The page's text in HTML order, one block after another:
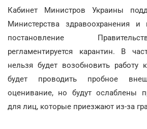
Кабинет Министров Украины
Министерства здравоохранения
постановление
регламентируется карантин. В
нельзя будет возобновить работу
будет проводить пробное
оценивание, но будут ослаблены
для лиц, которые приезжают из-за